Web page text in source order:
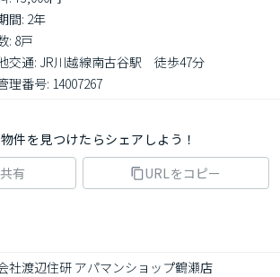
間: 2年
: 8戸
交通: JR川越線南古谷駅　徒歩47分
理番号: 14007267
件を見つけたらシェアしよう！
有
URLをコピー
社渡辺住研 アパマンショップ鶴瀬店